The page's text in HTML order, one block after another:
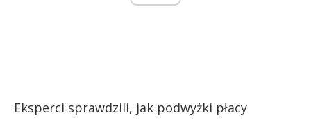
Eksperci sprawdzili, jak podwyżki płacy